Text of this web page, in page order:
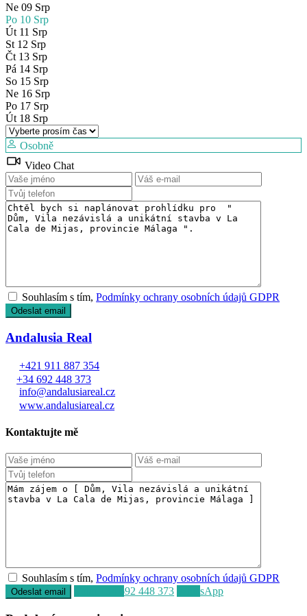
Ne 09 Srp
Po 10 Srp
Út 11 Srp
St 12 Srp
Čt 13 Srp
Pá 14 Srp
So 15 Srp
Ne 16 Srp
Po 17 Srp
Út 18 Srp
Osobně
Video Chat
Souhlasím s tím,Podmínky ochrany osobních údajů GDPR
Andalusia Real
+421 911 887 354
+34 692 448 373
info@andalusiareal.cz
www.andalusiareal.cz
Kontaktujte mě
Souhlasím s tím,Podmínky ochrany osobních údajů GDPR
+34 692 448 373 WhatsApp